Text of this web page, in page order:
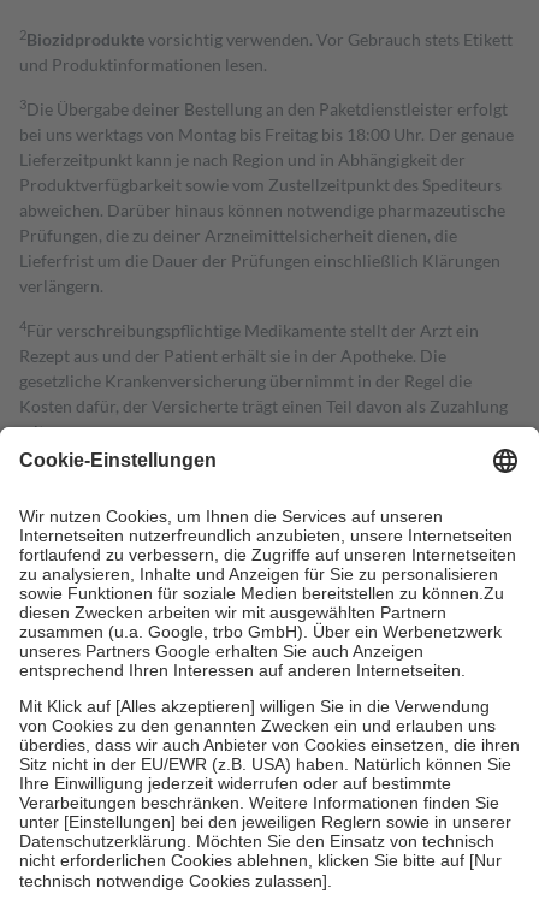
2Biozidproduktevorsichtig verwenden. Vor Gebrauch stets Etikett
und Produktinformationen lesen.
3Die Übergabe deiner Bestellung an den Paketdienstleister erfolgt
bei uns werktags von Montag bis Freitag bis 18:00 Uhr. Der genaue
Lieferzeitpunkt kann je nach Region und in Abhängigkeit der
Produktverfügbarkeit sowie vom Zustellzeitpunkt des Spediteurs
abweichen. Darüber hinaus können notwendige pharmazeutische
Prüfungen, die zu deiner Arzneimittelsicherheit dienen, die
Lieferfrist um die Dauer der Prüfungen einschließlich Klärungen
verlängern.
4Für verschreibungspflichtige Medikamente stellt der Arzt ein
Rezept aus und der Patient erhält sie in der Apotheke. Die
gesetzliche Krankenversicherung übernimmt in der Regel die
Kosten dafür, der Versicherte trägt einen Teil davon als Zuzahlung
mit.
Grundsätzlich leisten Mitglieder Zuzahlungen in Höhe von zehn
höchstens zehn Euro.
Es sind jedoch nie mehr als die tatsächlichen
Kosten der Leistung zu entrichten.
Diese Regeln gelten grundsätzlich auch für Online-Apotheken.
Bei Heilmitteln und häuslicher Krankenpflege beträgt die
Zuzahlung zehn Prozent der Kosten sowie zehn Euro je
Verordnung.
Um das Engagement der Versicherten für ihre eigene Gesundheit zu
stärken und die besondere Stellung der Familie zu unterstützen,
fallenkeine Zuzahlungenan bei:
• Kindern und Jugendlichen bis zum vollendeten 18. Lebensjahr
mit Ausnahme der Fahrkosten
• Untersuchungen zur Vorsorge und Früherkennung, die von der
GKV getragen werden
• empfohlenen Schutzimpfungen
• Harn- und Blutteststreifen